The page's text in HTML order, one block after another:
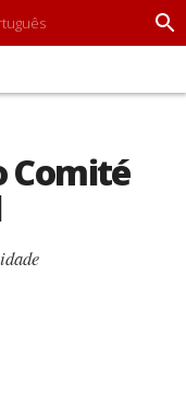
P
c
Comité